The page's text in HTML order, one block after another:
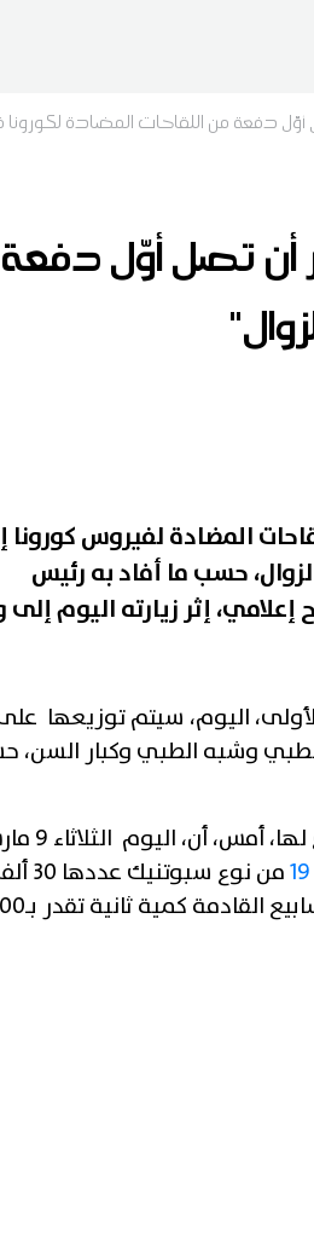
دفعة من اللقاحات المضادة لكورونا
تصل أوّل دفعة
المضادة لفيروس كورونا
حسب ما أفاد به رئيس
إثر زيارته اليوم إلى
اليوم، سيتم توزيعها على
وشبه الطبي وكبار السن،
ويذكر أن رئاسة الجمهورية افادت
من نوع